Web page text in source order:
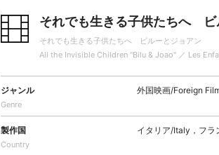
それでも生きる子供たちへ ビ
それでも生きる子供たちへ ビルーとジョアン
All the Invisible Children "Bilu & Joao" ／ Les
ジャンル
Genre
外国映画/Foreign
製作国
Country
イタリア/Italy，フラ